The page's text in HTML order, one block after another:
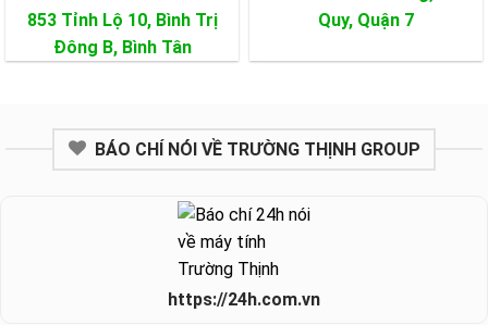
853 Tỉnh Lộ 10, Bình Trị
Đông B, Bình Tân
Quy, Quận 7
BÁO CHÍ NÓI VỀ TRƯỜNG THỊNH GROUP
https://24h.com.vn